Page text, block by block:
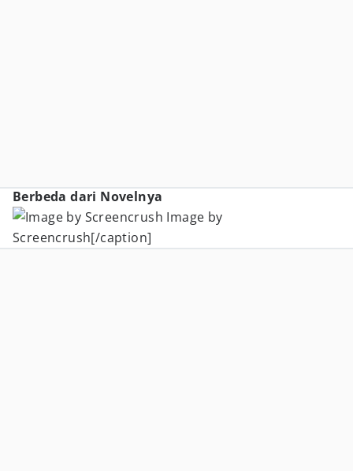
Berbeda dari Novelnya
Image by
Screencrush[/caption]